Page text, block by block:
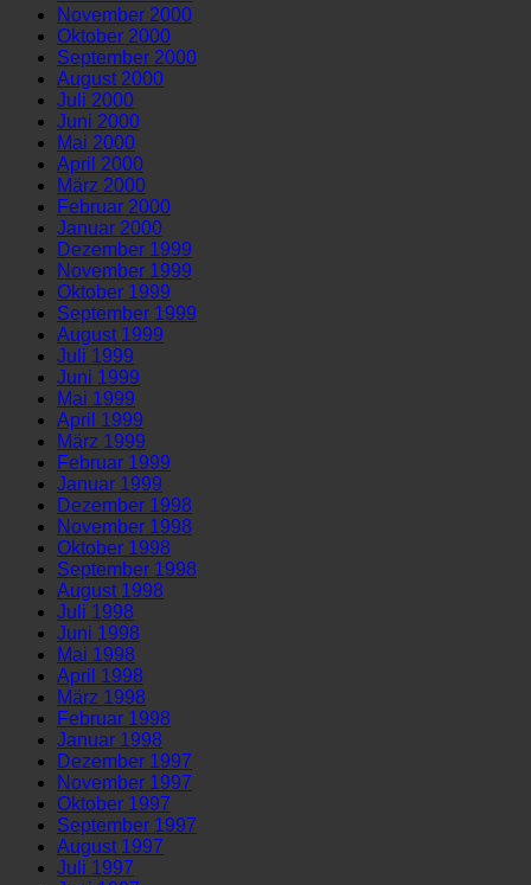
November 2000
Oktober 2000
September 2000
August 2000
Juli 2000
Juni 2000
Mai 2000
April 2000
März 2000
Februar 2000
Januar 2000
Dezember 1999
November 1999
Oktober 1999
September 1999
August 1999
Juli 1999
Juni 1999
Mai 1999
April 1999
März 1999
Februar 1999
Januar 1999
Dezember 1998
November 1998
Oktober 1998
September 1998
August 1998
Juli 1998
Juni 1998
Mai 1998
April 1998
März 1998
Februar 1998
Januar 1998
Dezember 1997
November 1997
Oktober 1997
September 1997
August 1997
Juli 1997